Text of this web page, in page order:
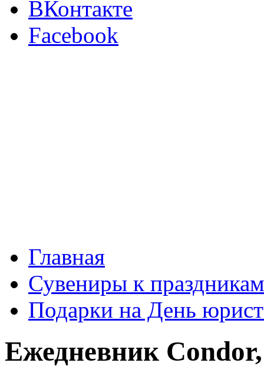
ВКонтакте
Facebook
Главная
Сувениры к праздникам
Подарки на День
Ежедневник